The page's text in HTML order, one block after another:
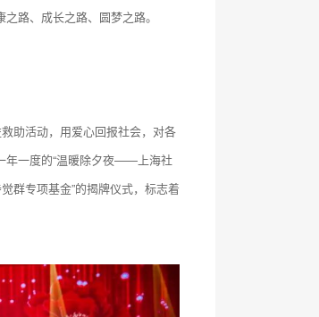
路、成长之路、圆梦之路。
助活动，用爱心回报社会，对各
年一度的“温暖除夕夜——上海社
群专项基金”的揭牌仪式，标志着